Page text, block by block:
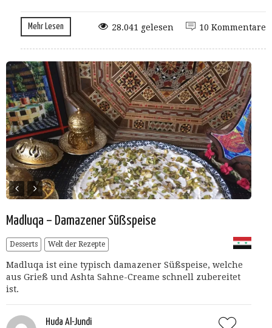
Mehr Lesen 10 Kommentare
28.041 gelesen
Madluqa – Damazener Süßspeise
Desserts Welt der Rezepte
Madluqa ist eine typisch damazener Süßspeise, welche
aus Grieß und Ashta Sahne-Creame schnell zubereitet
ist.
Huda Al-Jundi